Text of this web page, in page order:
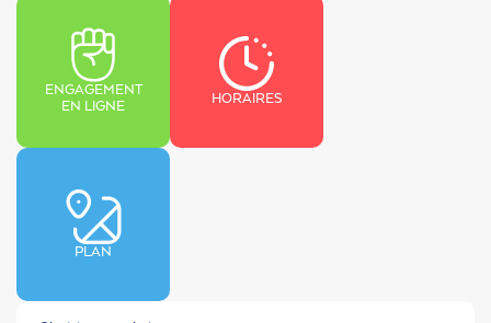
ENGAGEMENT
EN LIGNE
HORAIRES
PLAN